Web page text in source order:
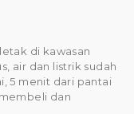
di kawasan
air dan listrik sudah
5 menit dari pantai
dan